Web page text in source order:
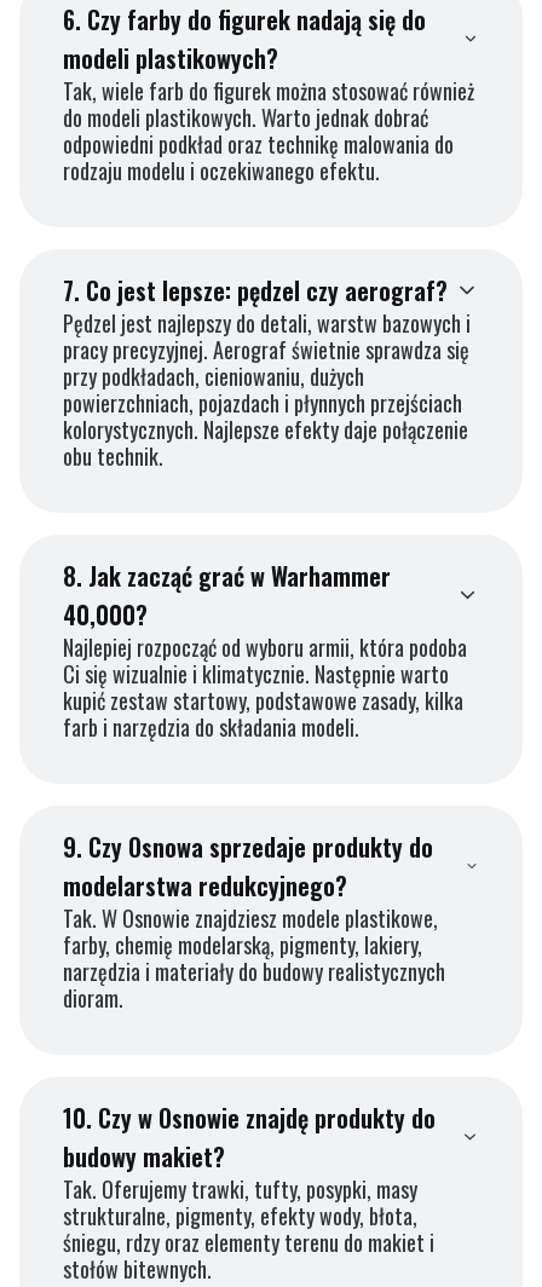
6. Czy farby do figurek nadają się do
modeli plastikowych?
Tak, wiele farb do figurek można stosować również
do modeli plastikowych. Warto jednak dobrać
odpowiedni podkład oraz technikę malowania do
rodzaju modelu i oczekiwanego efektu.
7. Co jest lepsze: pędzel czy aerograf?
Pędzel jest najlepszy do detali, warstw bazowych i
pracy precyzyjnej. Aerograf świetnie sprawdza się
przy podkładach, cieniowaniu, dużych
powierzchniach, pojazdach i płynnych przejściach
kolorystycznych. Najlepsze efekty daje połączenie
obu technik.
8. Jak zacząć grać w Warhammer
40,000?
Najlepiej rozpocząć od wyboru armii, która podoba
Ci się wizualnie i klimatycznie. Następnie warto
kupić zestaw startowy, podstawowe zasady, kilka
farb i narzędzia do składania modeli.
9. Czy Osnowa sprzedaje produkty do
modelarstwa redukcyjnego?
Tak. W Osnowie znajdziesz modele plastikowe,
farby, chemię modelarską, pigmenty, lakiery,
narzędzia i materiały do budowy realistycznych
dioram.
10. Czy w Osnowie znajdę produkty do
budowy makiet?
Tak. Oferujemy trawki, tufty, posypki, masy
strukturalne, pigmenty, efekty wody, błota,
śniegu, rdzy oraz elementy terenu do makiet i
stołów bitewnych.